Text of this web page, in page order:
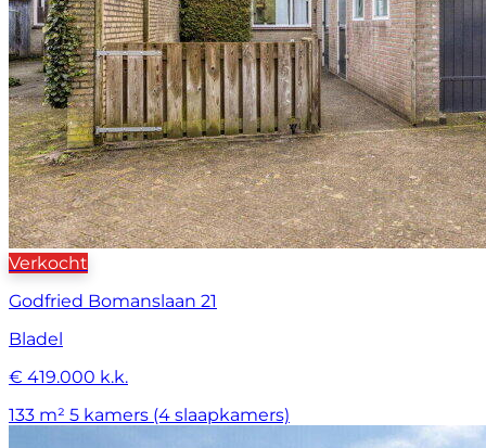
Verkocht
Godfried Bomanslaan 21
Bladel
€ 419.000 k.k.
133 m² 5 kamers (4 slaapkamers)